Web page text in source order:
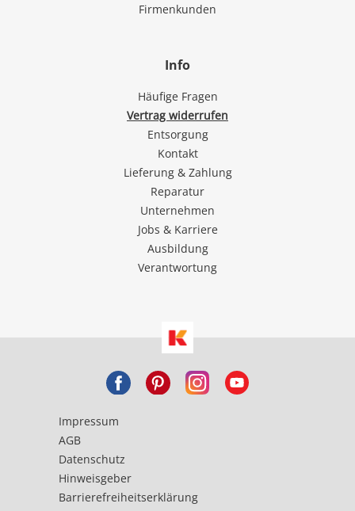
Firmenkunden
Info
Häufige Fragen
Vertrag widerrufen
Entsorgung
Kontakt
Lieferung & Zahlung
Reparatur
Unternehmen
Jobs & Karriere
Ausbildung
Verantwortung
Impressum
AGB
Datenschutz
Hinweisgeber
Barrierefreiheitserklärung